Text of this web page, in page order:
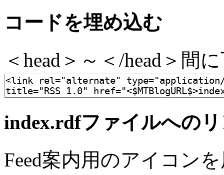
コードを埋め込む
＜head＞～＜/head＞間
index.rdfファイルへの
Feed案内用のアイコン